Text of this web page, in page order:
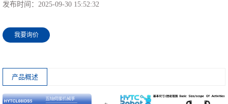
发布时间： 2025-09-30 15:52:32
我要询价
产品概述